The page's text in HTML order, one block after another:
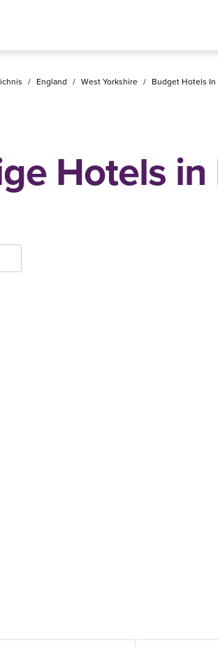
/ England / West Yorkshire / Budget Hotels In
Hotels in